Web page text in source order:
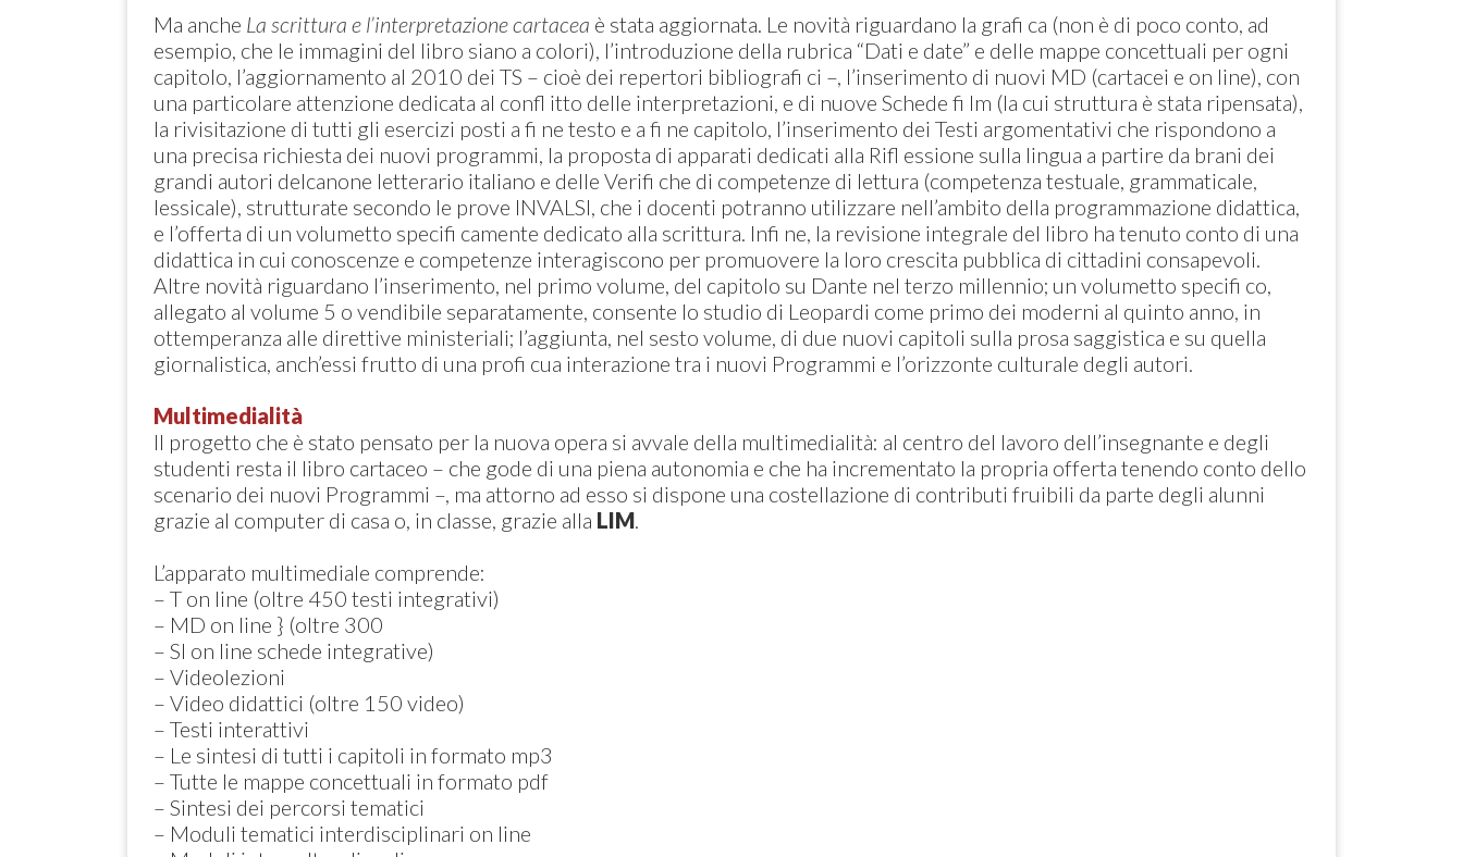
Ma anche La scrittura e l’interpretazione cartacea è stata aggiornata. Le novità riguardano la grafi ca (non è di poco conto, ad
esempio, che le immagini del libro siano a colori), l’introduzione della rubrica “Dati e date” e delle mappe concettuali per ogni
capitolo, l’aggiornamento al 2010 dei TS – cioè dei repertori bibliografi ci –, l’inserimento di nuovi MD (cartacei e on line), con
una particolare attenzione dedicata al confl itto delle interpretazioni, e di nuove Schede fi lm (la cui struttura è stata ripensata),
la rivisitazione di tutti gli esercizi posti a fi ne testo e a fi ne capitolo, l’inserimento dei Testi argomentativi che rispondono a
una precisa richiesta dei nuovi programmi, la proposta di apparati dedicati alla Rifl essione sulla lingua a partire da brani dei
grandi autori delcanone letterario italiano e delle Verifi che di competenze di lettura (competenza testuale, grammaticale,
lessicale), strutturate secondo le prove INVALSI, che i docenti potranno utilizzare nell’ambito della programmazione didattica,
e l’offerta di un volumetto specifi camente dedicato alla scrittura. Infi ne, la revisione integrale del libro ha tenuto conto di una
didattica in cui conoscenze e competenze interagiscono per promuovere la loro crescita pubblica di cittadini consapevoli.
Altre novità riguardano l’inserimento, nel primo volume, del capitolo su Dante nel terzo millennio; un volumetto specifi co,
allegato al volume 5 o vendibile separatamente, consente lo studio di Leopardi come primo dei moderni al quinto anno, in
ottemperanza alle direttive ministeriali; l’aggiunta, nel sesto volume, di due nuovi capitoli sulla prosa saggistica e su quella
giornalistica, anch’essi frutto di una profi cua interazione tra i nuovi Programmi e l’orizzonte culturale degli autori.
Multimedialità
Il progetto che è stato pensato per la nuova opera si avvale della multimedialità: al centro del lavoro dell’insegnante e degli
studenti resta il libro cartaceo – che gode di una piena autonomia e che ha incrementato la propria offerta tenendo conto dello
scenario dei nuovi Programmi –, ma attorno ad esso si dispone una costellazione di contributi fruibili da parte degli alunni
grazie al computer di casa o, in classe, grazie alla LIM
L’apparato multimediale comprende:
– T on line (oltre 450 testi integrativi)
– MD on line } (oltre 300
– SI on line schede integrative)
– Videolezioni
– Video didattici (oltre 150 video)
– Testi interattivi
– Le sintesi di tutti i capitoli in formato mp3
– Tutte le mappe concettuali in formato pdf
– Sintesi dei percorsi tematici
– Moduli tematici interdisciplinari on line